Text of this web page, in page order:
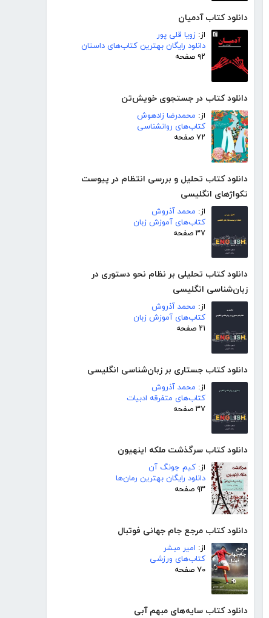
دانلود کتاب آدمیان
از: زویا قلی پور
دانلود رایگان بهترین کتاب‌های داستان
۹۲ صفحه
دانلود کتاب در جستجوی خویش‌تن
از: محمدرضا زادهوش
کتاب‌های روانشناسی
۷۲ صفحه
دانلود کتاب تحلیل و بررسی انتظام در پیوست
تکواژهای انگلیسی
از: محمد آذروش
کتاب‌های آموزش زبان
۳۷ صفحه
دانلود کتاب تحلیلی بر نظام نحو دستوری در
زبان‌شناسی انگلیسی
از: محمد آذروش
کتاب‌های آموزش زبان
۲۱ صفحه
دانلود کتاب جستاری بر زبان‌شناسی انگلیسی
از: محمد آذروش
کتاب‌های متفرقه ادبیات
۳۷ صفحه
دانلود کتاب سرگذشت ملکه اینهیون
از: کیم جونگ آن
دانلود رایگان بهترین رمان‌ها
۹۳ صفحه
دانلود کتاب مرجع جام جهانی فوتبال
از: امیر مبشر
کتاب‌های ورزشی
۷۰ صفحه
دانلود کتاب سایه‌های مبهم آبی